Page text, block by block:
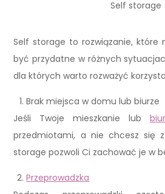
Self storage
Self storage to rozwiązanie, które
być przydatne w różnych
dla których warto rozważyć
Brak miejsca w domu lub biurze
Jeśli Twoje mieszkanie lub
przedmiotami, a nie chcesz się
storage pozwoli Ci zachować je w
Przeprowadzka